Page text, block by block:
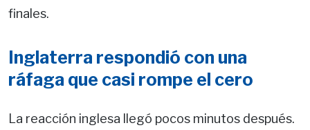
finales.
Inglaterra respondió con una
ráfaga que casi rompe el cero
La reacción inglesa llegó pocos minutos después.